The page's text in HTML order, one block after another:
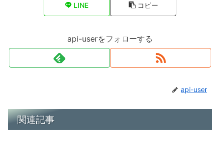
LINE コピー
api-userをフォローする
api-user
関連記事